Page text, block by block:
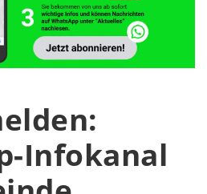
Infokanal